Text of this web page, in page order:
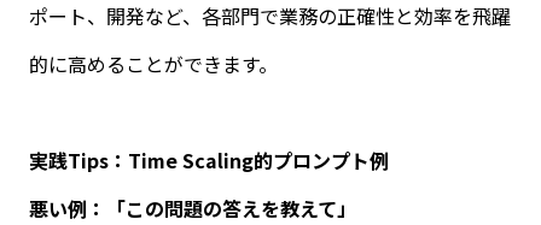
ポート、開発など、各部門で業務の正確性と効率を飛躍
的に高めることができます。
実践Tips ： Time Scaling的プロンプト例
悪い例：「この問題の答えを教えて」